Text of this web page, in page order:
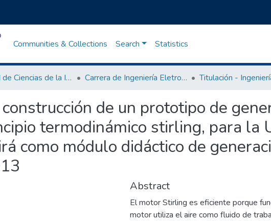
Communities & Collections Search Statistics
Facultad de Ciencias de la Ingeniería y Aplicadas Carrera de Ingeniería Eletromecánica
de un prototipo de
termodinámico stirling, para la
como módulo didáctico de
Abstract
El motor Stirling es eficiente porque
motor utiliza el aire como fluido de